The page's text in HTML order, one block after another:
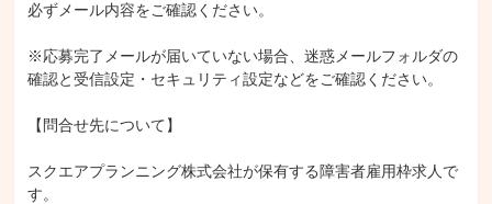
必ずメール内容をご確認ください。
※応募完了メールが届いていない場合、迷惑メールフォルダの
確認と受信設定・セキュリティ設定などをご確認ください。
【問合せ先について】
スクエアプランニング株式会社が保有する障害者雇用枠求人で
す。